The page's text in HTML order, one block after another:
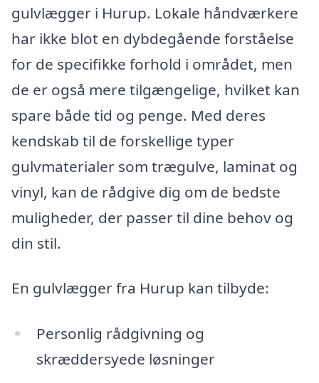
gulvlægger i Hurup. Lokale håndværkere
har ikke blot en dybdegående forståelse
for de specifikke forhold i området, men
de er også mere tilgængelige, hvilket kan
spare både tid og penge. Med deres
kendskab til de forskellige typer
gulvmaterialer som trægulve, laminat og
vinyl, kan de rådgive dig om de bedste
muligheder, der passer til dine behov og
din stil.
En gulvlægger fra Hurup kan tilbyde:
Personlig rådgivning og
skræddersyede løsninger